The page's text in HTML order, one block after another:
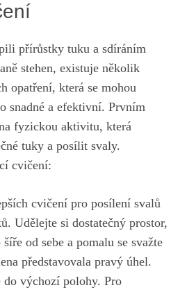
přírůstky tuku a sdíráním
stehen, existuje‌ několik‍
opatření, která se mohou
⁤snadné a ​efektivní. Prvním
fyzickou aktivitu, která
tuky a posílit svaly.
cvičení:
cvičení pro​ posílení svalů
Udělejte si ⁣dostatečný prostor,
od sebe⁣ a pomalu se svažte
představovala pravý úhel.
do ⁣výchozí polohy. Pro